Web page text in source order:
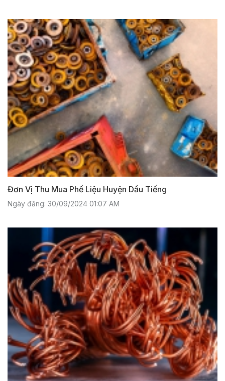
​​​​​​​Đơn Vị Thu Mua Phế Liệu Huyện Dầu Tiếng
Ngày đăng: 30/09/2024 01:07 AM